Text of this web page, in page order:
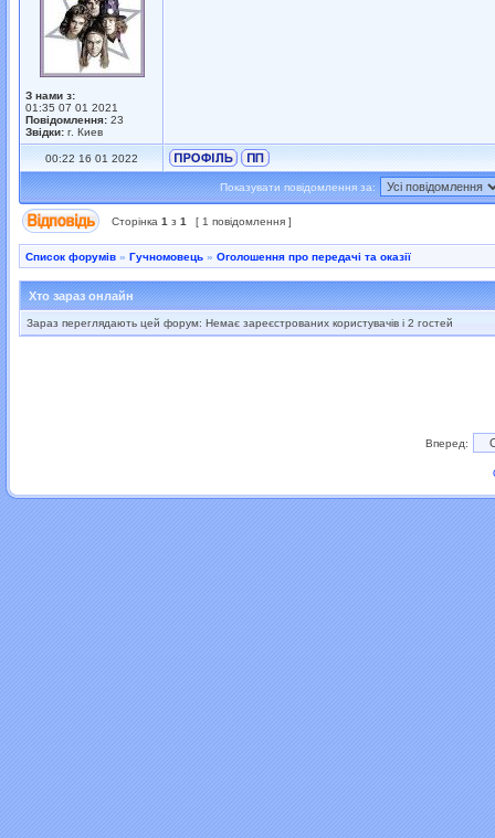
З нами з:
01:35 07 01 2021
Повідомлення: 23
Звідки: г. Киев
00:22 16 01 2022
Показувати повідомлення за:
Сторінка 1 з 1 [ 1 повідомлення ]
Список форумів » Гучномовець » Оголошення про передачі та оказії
Хто зараз онлайн
Зараз переглядають цей форум: Немає зареєстрованих користувачів і 2 гостей
Вперед: